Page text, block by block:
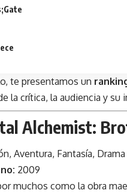
te presentamos un
la crítica, la audiencia y su
Alchemist:
Aventura, Fantasía, Drama
2009
muchos como la obra